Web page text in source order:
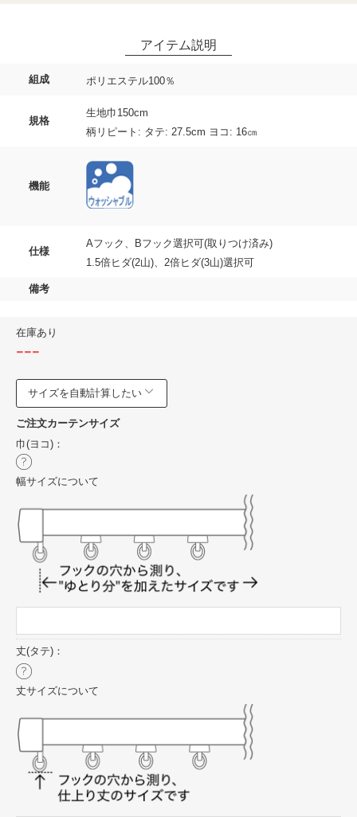
組成 ポリエステル100％
規格
生地巾150cm
柄リピート: タテ: 27.5cm ヨコ: 16㎝
機能
仕様
Aフック、Bフック選択可(取りつけ済み)
1.5倍ヒダ(2山)、2倍ヒダ(3山)選択可
備考
在庫あり
---
サイズを自動計算したい
ご注文カーテンサイズ
巾(ヨコ)：
幅サイズについて
丈(タテ)：
丈サイズについて